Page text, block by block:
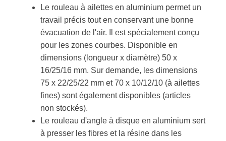
hoeveelheidLe rouleau à ailettes en aluminium permet un
travail précis tout en conservant une bonne
évacuation de l'air. Il est spécialement conçu
pour les zones courbes. Disponible en
dimensions (longueur x diamètre) 50 x
16/25/16 mm. Sur demande, les dimensions
75 x 22/25/22 mm et 70 x 10/12/10 (à ailettes
fines) sont également disponibles (articles
non stockés).
Le rouleau d'angle à disque en aluminium sert
à presser les fibres et la résine dans les